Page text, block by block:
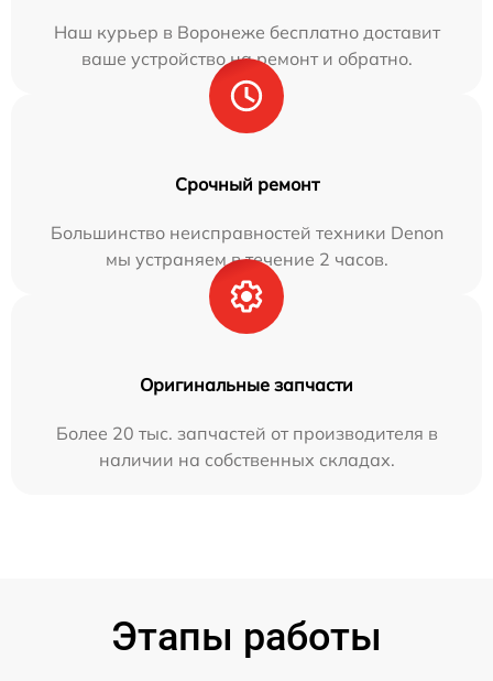
Наш курьер в Воронеже бесплатно доставит
ваше устройство на ремонт и обратно.
Срочный ремонт
Большинство неисправностей техники Denon
мы устраняем в течение 2 часов.
Оригинальные запчасти
Более 20 тыс. запчастей от производителя в
наличии на собственных складах.
Этапы работы